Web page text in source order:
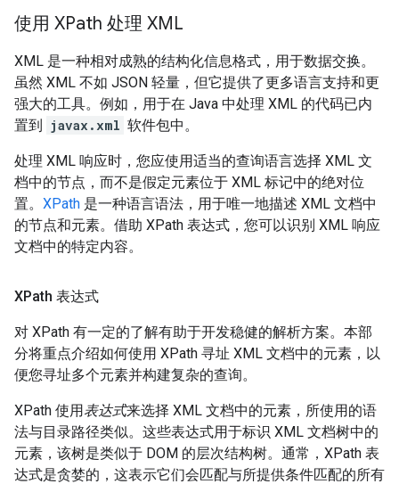
使用 XPath 处理 XML
XML 是一种相对成熟的结构化信息格式，用于数据交换。
虽然 XML 不如 JSON 轻量，但它提供了更多语言支持和更
强大的工具。例如，用于在 Java 中处理 XML 的代码已内
置到 javax.xml 软件包中。
处理 XML 响应时，您应使用适当的查询语言选择 XML 文
档中的节点，而不是假定元素位于 XML 标记中的绝对位
置。 XPath 是一种语言语法，用于唯一地描述 XML 文档中
的节点和元素。借助 XPath 表达式，您可以识别 XML 响应
文档中的特定内容。
XPath 表达式
对 XPath 有一定的了解有助于开发稳健的解析方案。本部
分将重点介绍如何使用 XPath 寻址 XML 文档中的元素，以
便您寻址多个元素并构建复杂的查询。
XPath 使用表达式来选择 XML 文档中的元素，所使用的语
法与目录路径类似。这些表达式用于标识 XML 文档树中的
元素，该树是类似于 DOM 的层次结构树。通常，XPath 表
达式是贪婪的，这表示它们会匹配与所提供条件匹配的所有